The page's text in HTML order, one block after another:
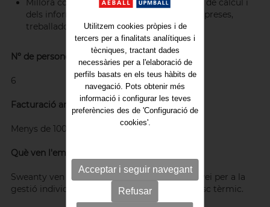
Millora contínua del software, dels models de càlcul i
dels informes per aportar dades útils a empreses,
treballadors i responsables de prevenció.
Nº de persones treballadores:
6
Facturació anual (total) en EUROS:
Menys de 100k
Què ven l'empresa:
Sweanty ven una solució tecnològica i de servei per a la
gestió individualitzada de la hidratació i del risc tèrmic.
Utilitzem cookies pròpies i de
tercers per a finalitats analítiques i
tècniques, tractant dades
necessàries per a l'elaboració de
perfils basats en els teus hàbits de
navegació. Pots obtenir més
informació i configurar les teves
preferències des de 'Configuració de
cookies'.
Acceptar i seguir navegant
Refusar